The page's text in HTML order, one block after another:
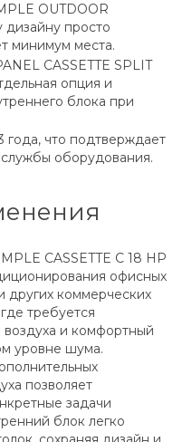
OUTDOOR
дизайну просто
минимум места.
CASSETTE SPLIT
опция и
блока при
года, что подтверждает
оборудования.
CASSETTE C 18 HP
офисных
других коммерческих
требуется
и комфортный
уровне шума.
позволяет
задачи
блок легко